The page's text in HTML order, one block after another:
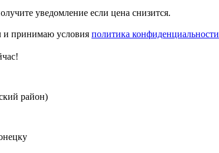
уведомление если цена снизится.
и принимаю условия политика конфиденциальности
район)